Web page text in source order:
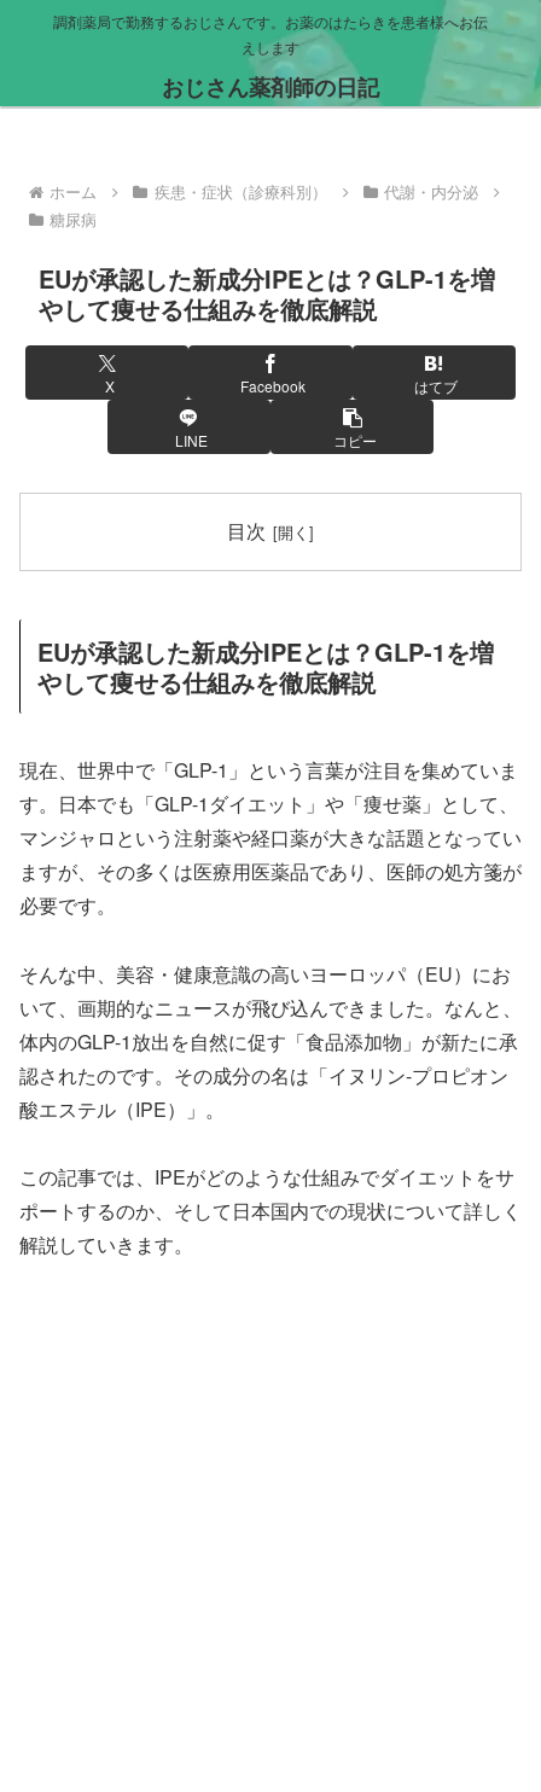
調剤薬局で勤務するおじさんです。お薬のはたらきを患者様へお伝
えします
おじさん薬剤師の日記
ホーム 疾患・症状（診療科別）
代謝・内分泌
糖尿病
EUが承認した新成分IPEとは？GLP-1を増
やして痩せる仕組みを徹底解説
X Facebook はてブ
LINE コピー
目次
EUが承認した新成分IPEとは？GLP-1を増
やして痩せる仕組みを徹底解説
現在、世界中で「GLP-1」という言葉が注目を集めていま
す。日本でも「GLP-1ダイエット」や「痩せ薬」として、
マンジャロという注射薬や経口薬が大きな話題となってい
ますが、その多くは医療用医薬品であり、医師の処方箋が
必要です。
そんな中、美容・健康意識の高いヨーロッパ（EU）にお
いて、画期的なニュースが飛び込んできました。なんと、
体内のGLP-1放出を自然に促す「食品添加物」が新たに承
認されたのです。その成分の名は「イヌリン-プロピオン
酸エステル（IPE）」。
この記事では、IPEがどのような仕組みでダイエットをサ
ポートするのか、そして日本国内での現状について詳しく
解説していきます。